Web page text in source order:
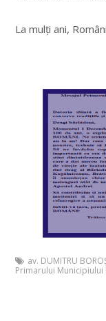
La mulți ani,
av. DUMITRU
Primarului Municipiului